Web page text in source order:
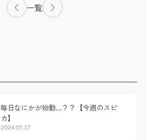
一覧
毎日なにかが始動…？？【今週のスピ
カ】
2024.05.17